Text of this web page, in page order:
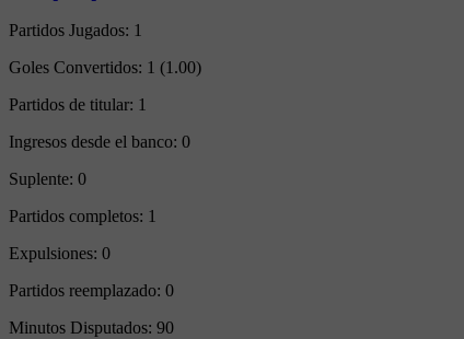
Partidos Jugados: 1
Goles Convertidos: 1 (1.00)
Partidos de titular: 1
Ingresos desde el banco: 0
Suplente: 0
Partidos completos: 1
Expulsiones: 0
Partidos reemplazado: 0
Minutos Disputados: 90